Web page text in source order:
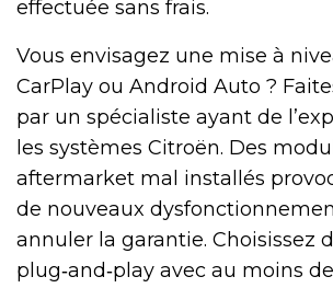
effectuée sans frais.
Vous envisagez une mise à
CarPlay ou Android Auto ?
par un spécialiste ayant de
les systèmes Citroën. Des
aftermarket mal installés
de nouveaux
annuler la garantie. Choisissez
plug‑and‑play avec au moins